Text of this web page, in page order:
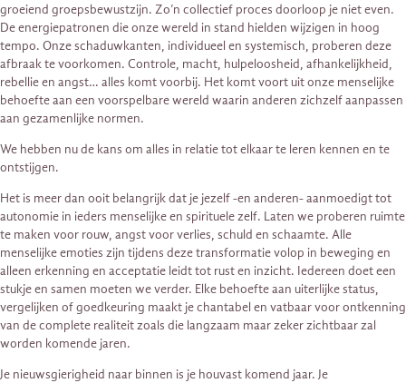
groeiend groepsbewustzijn. Zo’n collectief proces doorloop je niet even.
De energiepatronen die onze wereld in stand hielden wijzigen in hoog
tempo. Onze schaduwkanten, individueel en systemisch, proberen deze
afbraak te voorkomen. Controle, macht, hulpeloosheid, afhankelijkheid,
rebellie en angst… alles komt voorbij. Het komt voort uit onze menselijke
behoefte aan een voorspelbare wereld waarin anderen zichzelf aanpassen
aan gezamenlijke normen.
We hebben nu de kans om alles in relatie tot elkaar te leren kennen en te
ontstijgen.
Het is meer dan ooit belangrijk dat je jezelf -en anderen- aanmoedigt tot
autonomie in ieders menselijke en spirituele zelf. Laten we proberen ruimte
te maken voor rouw, angst voor verlies, schuld en schaamte. Alle
menselijke emoties zijn tijdens deze transformatie volop in beweging en
alleen erkenning en acceptatie leidt tot rust en inzicht. Iedereen doet een
stukje en samen moeten we verder. Elke behoefte aan uiterlijke status,
vergelijken of goedkeuring maakt je chantabel en vatbaar voor ontkenning
van de complete realiteit zoals die langzaam maar zeker zichtbaar zal
worden komende jaren.
Je nieuwsgierigheid naar binnen is je houvast komend jaar. Je